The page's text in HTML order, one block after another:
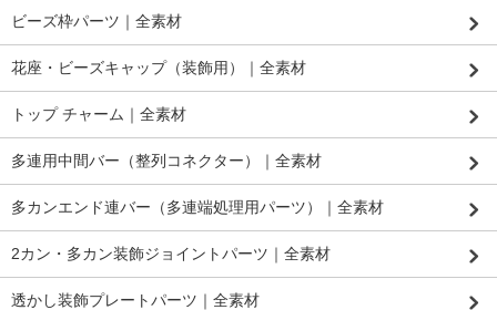
ビーズ枠パーツ｜全素材
花座・ビーズキャップ（装飾用）｜全素材
トップ チャーム｜全素材
多連用中間バー（整列コネクター）｜全素材
多カンエンド連バー（多連端処理用パーツ）｜全素材
2カン・多カン装飾ジョイントパーツ｜全素材
透かし装飾プレートパーツ｜全素材